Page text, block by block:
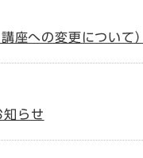
座への変更について）
知らせ